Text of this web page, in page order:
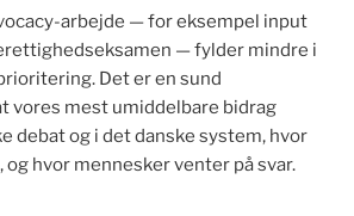
arbejde — for eksempel input
— fylder mindre i
Det er en sund
vores mest umiddelbare bidrag
debat og i det danske system, hvor
hvor mennesker venter på svar.